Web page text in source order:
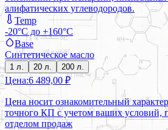
алифатических углеводородов.
Temp
-20°C до +160°C
Base
Синтетическое масло
1 л. 20 л. 200 л.
Цена:6 489,00 ₽
Цена носит ознакомительный
точного КП с учетом ваших условий,
отделом продаж